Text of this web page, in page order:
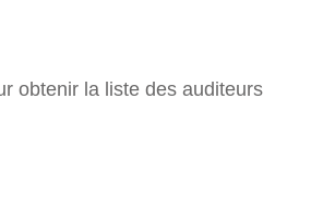
obtenir la liste des auditeurs